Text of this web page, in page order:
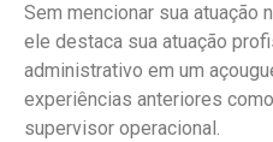
Sem mencionar sua atuação
ele destaca sua atuação
administrativo em um
experiências anteriores
supervisor operacional.